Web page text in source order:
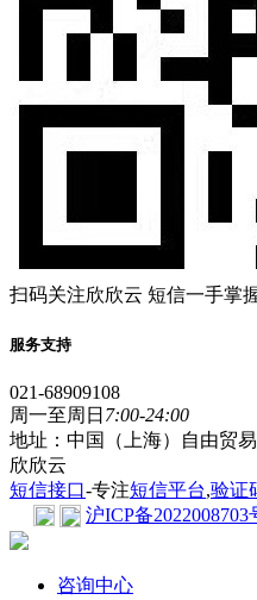
扫码关注欣欣云 短信一手掌
服务支持
021-68909108
周一至周日 7:00-24:00
地址：中国（上海）自由贸
欣欣云
短信接口-专注短信平台,验证
沪ICP备2022008703
咨询中心